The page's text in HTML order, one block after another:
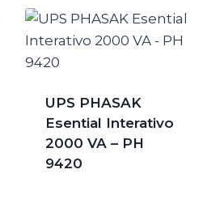
UPS PHASAK
Esential Interativo
2000 VA – PH
9420